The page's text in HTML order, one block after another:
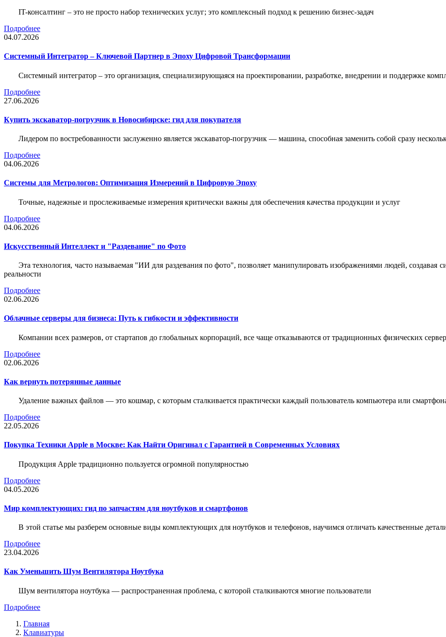
IT-консалтинг – это не просто набор технических услуг; это комплексный подход к решению бизнес-задач
Подробнее
04.07.2026
Системный Интегратор – Ключевой Партнер в Эпоху Цифровой Трансформации
Системный интегратор – это организация, специализирующаяся на проектировании, разработке, внедрении и поддержке
Подробнее
27.06.2026
Купить экскаватор-погрузчик в Новосибирске: гид для покупателя
Лидером по востребованности заслуженно является экскаватор-погрузчик — машина, способная заменить собой сразу
Подробнее
04.06.2026
Системы для Метрологов: Оптимизация Измерений в Цифровую Эпоху
Точные, надежные и прослеживаемые измерения критически важны для обеспечения качества продукции и услуг
Подробнее
04.06.2026
Искусственный Интеллект и "Раздевание" по Фото
Эта технология, часто называемая "ИИ для раздевания по фото", позволяет манипулировать изображениями людей,
реальности
Подробнее
02.06.2026
Облачные серверы для бизнеса: Путь к гибкости и эффективности
Компании всех размеров, от стартапов до глобальных корпораций, все чаще отказываются от традиционных физических
Подробнее
02.06.2026
Как вернуть потерянные данные
Удаление важных файлов — это кошмар, с которым сталкивается практически каждый пользователь компьютера или
Подробнее
22.05.2026
Покупка Техники Apple в Москве: Как Найти Оригинал с Гарантией в Современных Условиях
Продукция Apple традиционно пользуется огромной популярностью
Подробнее
04.05.2026
Мир комплектующих: гид по запчастям для ноутбуков и смартфонов
В этой статье мы разберем основные виды комплектующих для ноутбуков и телефонов, научимся отличать качественные
Подробнее
23.04.2026
Как Уменьшить Шум Вентилятора Ноутбука
Шум вентилятора ноутбука — распространенная проблема, с которой сталкиваются многие пользователи
Подробнее
Главная
Клавиатуры